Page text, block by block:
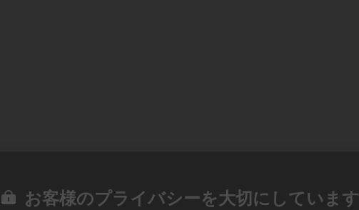
お客様のプライバシーを大切にしています